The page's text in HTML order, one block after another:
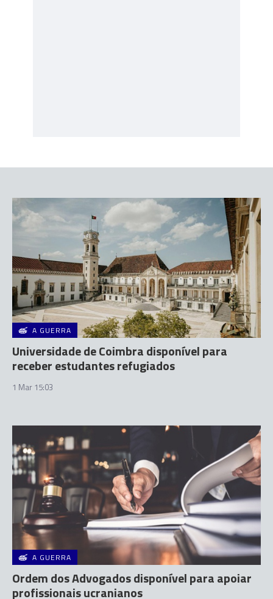
A GUERRA
Universidade de Coimbra disponível para
receber estudantes refugiados
1 Mar 15:03
A GUERRA
Ordem dos Advogados disponível para apoiar
profissionais ucranianos